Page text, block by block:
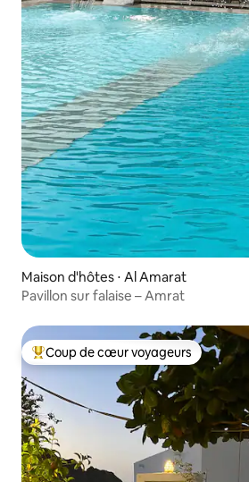
Maison d'hôtes ⋅ Al Amarat
Pavillon sur falaise – Amrat
Coups de cœur voyageurs les plus
Coup de cœur voyageurs